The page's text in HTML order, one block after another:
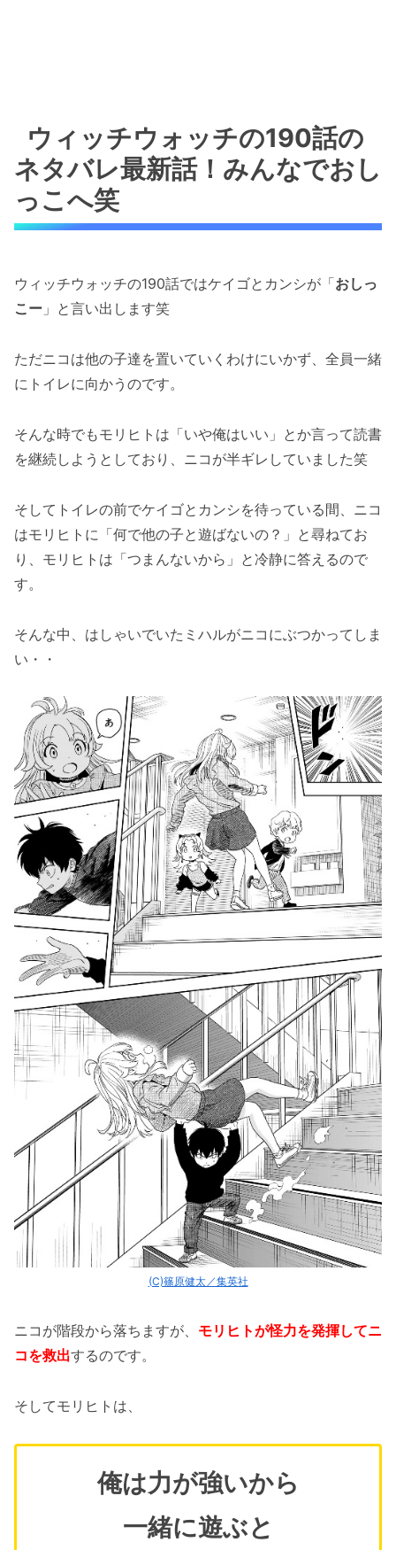
ウィッチウォッチの190話の
ネタバレ最新話！みんなでおし
っこへ笑
ウィッチウォッチの190話ではケイゴとカンシが「おしっ
こー 」と言い出します笑
ただニコは他の子達を置いていくわけにいかず、全員一緒
にトイレに向かうのです。
そんな時でもモリヒトは「いや俺はいい」とか言って読書
を継続しようとしており、ニコが半ギレしていました笑
そしてトイレの前でケイゴとカンシを待っている間、ニコ
はモリヒトに「何で他の子と遊ばないの？」と尋ねてお
り、モリヒトは「つまんないから」と冷静に答えるので
す。
そんな中、はしゃいでいたミハルがニコにぶつかってしま
い・・
(C)篠原健太／集英社
ニコが階段から落ちますが、 モリヒトが怪力を発揮してニ
コを救出するのです。
そしてモリヒトは、
俺は力が強いから
一緒に遊ぶと